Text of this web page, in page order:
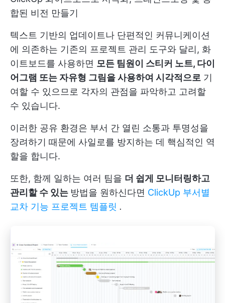
합된 비전 만들기
텍스트 기반의 업데이트나 단편적인 커뮤니케이션
에 의존하는 기존의 프로젝트 관리 도구와 달리, 화
이트보드를 사용하면 모든 팀원이 스티커 노트, 다이
어그램 또는 자유형 그림을 사용하여 시각적으로 기
여할 수 있으므로 각자의 관점을 파악하고 고려할
수 있습니다.
이러한 공유 환경은 부서 간 열린 소통과 투명성을
장려하기 때문에 사일로를 방지하는 데 핵심적인 역
할을 합니다.
또한, 함께 일하는 여러 팀을 더 쉽게 모니터링하고
관리할 수 있는 방법을 원하신다면 ClickUp 부서별
교차 기능 프로젝트 템플릿 .